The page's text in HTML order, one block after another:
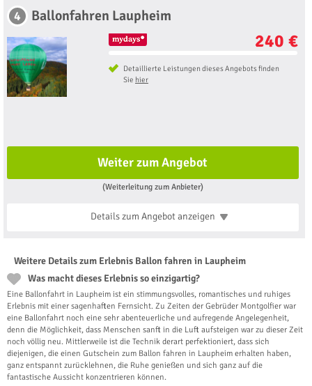
4 Ballonfahren Laupheim
240 €
Detaillierte Leistungen dieses Angebots finden
Sie hier
Weiter zum Angebot
(Weiterleitung zum Anbieter)
Details zum Angebotanzeigen
Weitere Details zum Erlebnis Ballon fahren in Laupheim
Was macht dieses Erlebnis so einzigartig?
Eine Ballonfahrt in Laupheim ist ein stimmungsvolles, romantisches und ruhiges
Erlebnis mit einer sagenhaften Fernsicht. Zu Zeiten der Gebrüder Montgolfier war
eine Ballonfahrt noch eine sehr abenteuerliche und aufregende Angelegenheit,
denn die Möglichkeit, dass Menschen sanft in die Luft aufsteigen war zu dieser Zeit
noch völlig neu. Mittlerweile ist die Technik derart perfektioniert, dass sich
diejenigen, die einen Gutschein zum Ballon fahren in Laupheim erhalten haben,
ganz entspannt zurücklehnen, die Ruhe genießen und sich ganz auf die
fantastische Aussicht konzentrieren können.